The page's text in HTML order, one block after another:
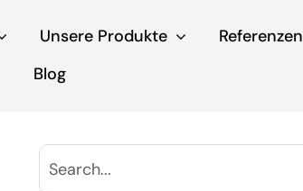
Unsere Produkte
Referenzen
Blog